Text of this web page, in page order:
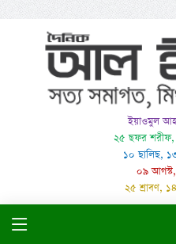
ইয়াওমুল
২৫ ছফর শরীফ,
১০ ছালিছ,
০৯ আগস্ট,
২৫ শ্রাবণ,